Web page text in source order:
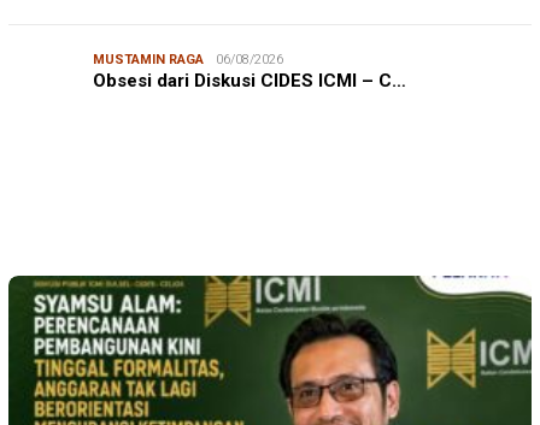
MUSTAMIN RAGA 06/08/2026
Obsesi dari Diskusi CIDES ICMI – C…
JURNALISME WARGA 06/08/2026
Mahasiswa KKN-T Unhas Edukasi Warga Desa Buae